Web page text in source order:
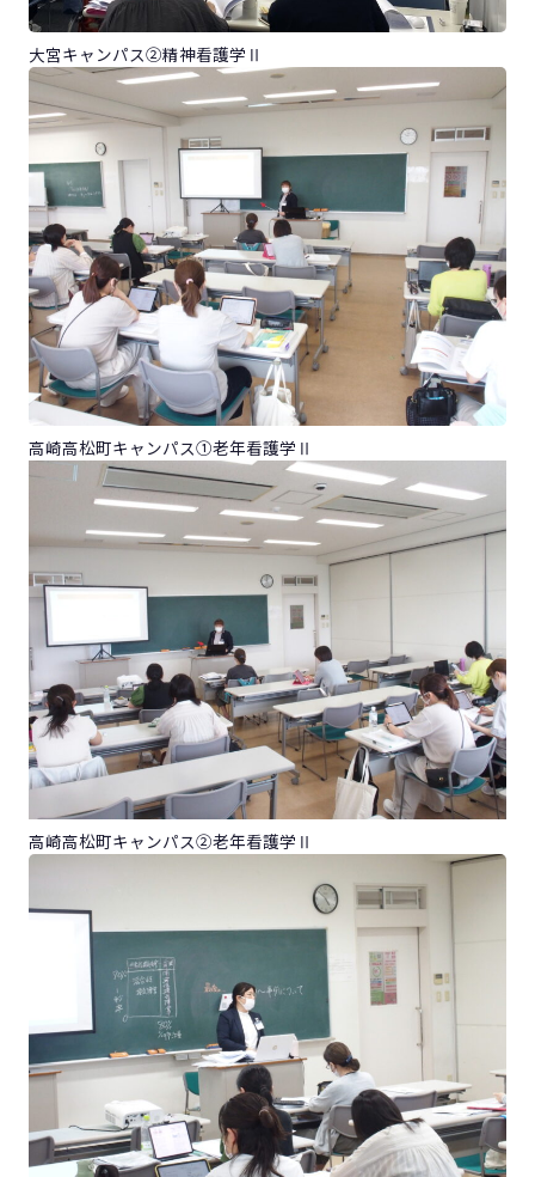
大宮キャンパス②精神看護学Ⅱ
高崎高松町キャンパス①老年看護学Ⅱ
高崎高松町キャンパス②老年看護学Ⅱ